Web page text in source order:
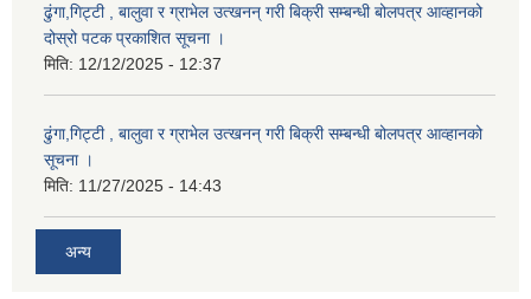
ढुंगा,गिट्टी , बालुवा र ग्राभेल उत्खनन् गरी बिक्री सम्बन्धी बोलपत्र आव्हानको
दोस्रो पटक प्रकाशित सूचना ।
मिति: 12/12/2025 - 12:37
ढुंगा,गिट्टी , बालुवा र ग्राभेल उत्खनन् गरी बिक्री सम्बन्धी बोलपत्र आव्हानको
सूचना ।
मिति: 11/27/2025 - 14:43
अन्य